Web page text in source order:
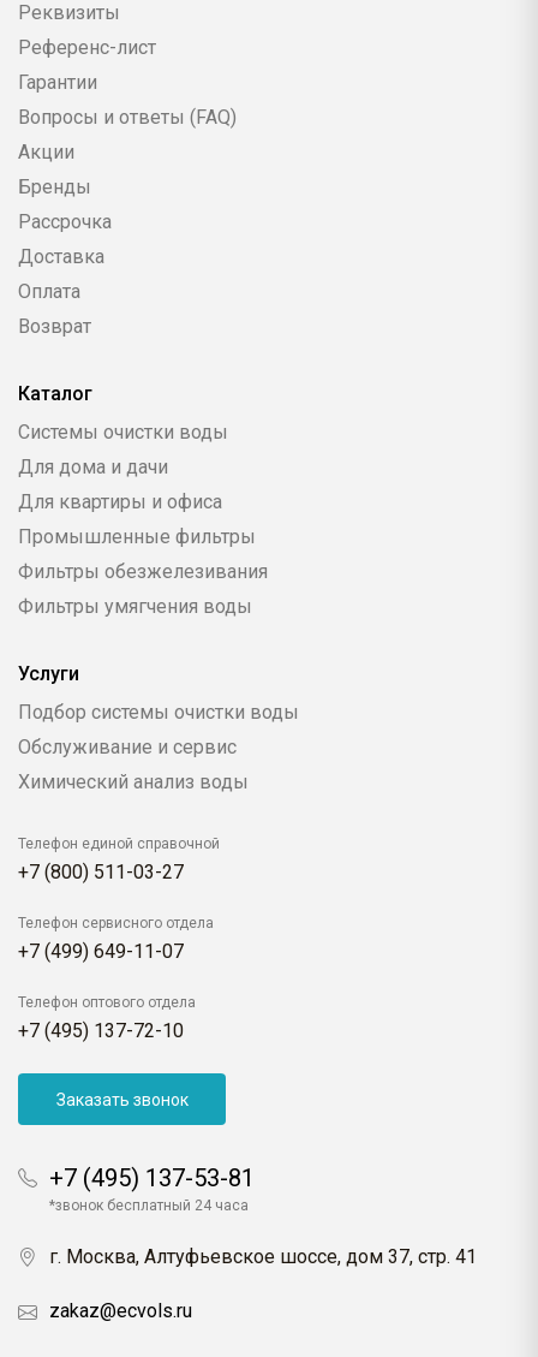
Реквизиты
Референс-лист
Гарантии
Вопросы и ответы (FAQ)
Акции
Бренды
Рассрочка
Доставка
Оплата
Возврат
Каталог
Системы очистки воды
Для дома и дачи
Для квартиры и офиса
Промышленные фильтры
Фильтры обезжелезивания
Фильтры умягчения воды
Услуги
Подбор системы очистки воды
Обслуживание и сервис
Химический анализ воды
Телефон единой справочной
+7 (800) 511-03-27
Телефон сервисного отдела
+7 (499) 649-11-07
Телефон оптового отдела
+7 (495) 137-72-10
Заказать звонок
+7 (495) 137-53-81
*звонок бесплатный 24 часа
г. Москва, Алтуфьевское шоссе, дом 37, стр. 41
zakaz@ecvols.ru